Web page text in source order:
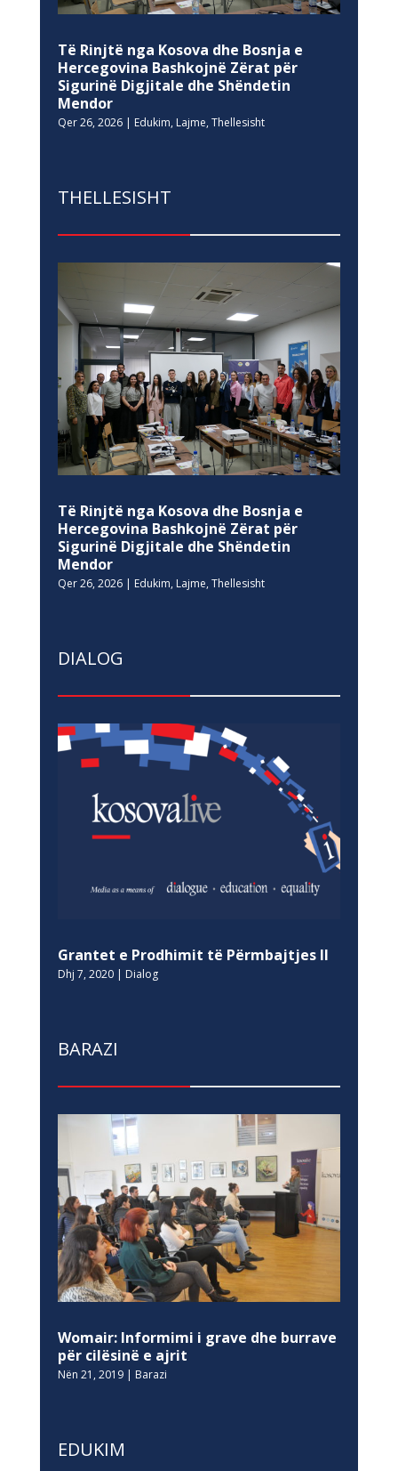
Të Rinjtë nga Kosova dhe Bosnja e
Hercegovina Bashkojnë Zërat për
Sigurinë Digjitale dhe Shëndetin
Mendor
Qer 26, 2026| Edukim, Lajme, Thellesisht
THELLESISHT
Të Rinjtë nga Kosova dhe Bosnja e
Hercegovina Bashkojnë Zërat për
Sigurinë Digjitale dhe Shëndetin
Mendor
Qer 26, 2026| Edukim, Lajme, Thellesisht
DIALOG
Grantet e Prodhimit të Përmbajtjes II
Dhj 7, 2020| Dialog
BARAZI
Womair: Informimi i grave dhe burrave
për cilësinë e ajrit
Nën 21, 2019| Barazi
EDUKIM